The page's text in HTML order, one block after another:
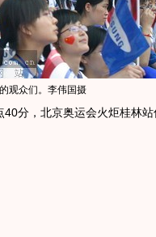
观众们。李伟国摄
分，北京奥运会火炬桂林站